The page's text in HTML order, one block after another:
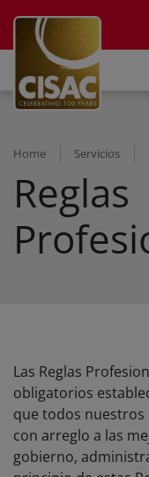
Home Servicios
Reglas
Las Reglas
obligatorios
que todos nuestros
con arreglo a las
gobierno,